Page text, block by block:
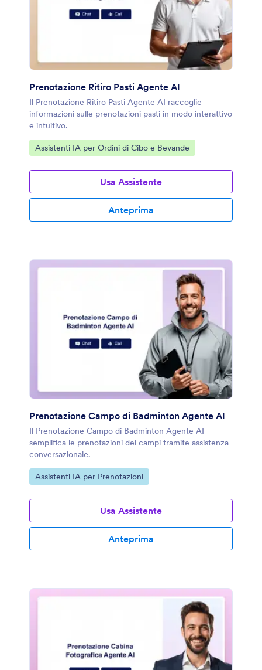
Prenotazione Ritiro Pasti Agente AI
Il Prenotazione Ritiro Pasti Agente AI raccoglie
informazioni sulle prenotazioni pasti in modo interattivo
e intuitivo.
Vai alla Categoria:
Assistenti IA per Ordini di Cibo e Bevande
Usa Assistente
Anteprima
Prenotazione Campo di Badminton Agente AI
Il Prenotazione Campo di Badminton Agente AI
semplifica le prenotazioni dei campi tramite assistenza
conversazionale.
Vai alla Categoria:
Assistenti IA per Prenotazioni
Usa Assistente
Anteprima